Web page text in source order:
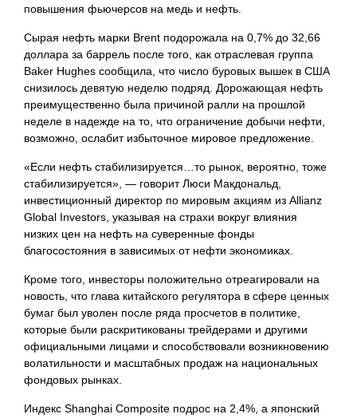
повышения фьючерсов на медь и нефть.
Сырая нефть марки Brent подорожала на 0,7% до 32,66
доллара за баррель после того, как отраслевая группа
Baker Hughes сообщила, что число буровых вышек в США
снизилось девятую неделю подряд. Дорожающая нефть
преимущественно была причиной ралли на прошлой
неделе в надежде на то, что ограничение добычи нефти,
возможно, ослабит избыточное мировое предложение.
«Если нефть стабилизируется…то рынок, вероятно, тоже
стабилизируется», — говорит Люси Макдональд,
инвестиционный директор по мировым акциям из Allianz
Global Investors, указывая на страхи вокруг влияния
низких цен на нефть на суверенные фонды
благосостояния в зависимых от нефти экономиках.
Кроме того, инвесторы положительно отреагировали на
новость, что глава китайского регулятора в сфере ценных
бумаг был уволен после ряда просчетов в политике,
которые были раскритикованы трейдерами и другими
официальными лицами и способствовали возникновению
волатильности и масштабных продаж на национальных
фондовых рынках.
Индекс Shanghai Composite подрос на 2,4%, а японский